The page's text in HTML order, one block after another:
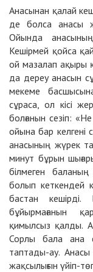
Анасынан қалай
де болса анасы
Ойында
Кешірмей қойса
ой мазалап ақыры
да дереу анасын
мекеме
сұраса, ол кісі
болғанын сезіп:
ойына бар келгені
анасының жүрек
минут бұрын
білмеген
болып кеткендей
бастан
бұйырмағанын
қимылсыз қалды.
Сорлы бала ана
таптады-ау.
жақсылығын үйіп-